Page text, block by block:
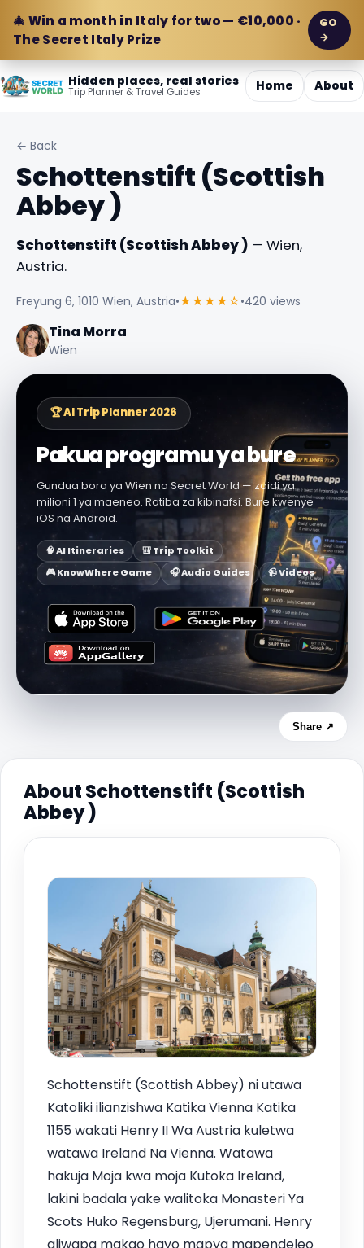
🎄 Win a month in Italy for two — €10,000 ·
The Secret Italy Prize
GO
→
Hidden places, real stories
Trip Planner & Travel Guides Home About
← Back
Schottenstift (Scottish
Abbey )
Schottenstift (Scottish Abbey ) — Wien,
Austria.
Freyung 6, 1010 Wien, Austria•★★★★☆•420 views
Tina Morra
Wien
🏆 AI Trip Planner 2026
Pakua programu ya bure
Gundua bora ya Wien na Secret World — zaidi ya
milioni 1 ya maeneo. Ratiba za kibinafsi. Bure kwenye
iOS na Android.
🧠 AI Itineraries
🎒 Trip Toolkit
🎮 KnowWhere Game
🎧 Audio Guides 📹 Videos
Share ↗
About Schottenstift (Scottish
Abbey )
Schottenstift (Scottish Abbey) ni utawa
Katoliki ilianzishwa Katika Vienna Katika
1155 wakati Henry II Wa Austria kuletwa
watawa Ireland Na Vienna. Watawa
hakuja Moja kwa moja Kutoka Ireland,
lakini badala yake walitoka Monasteri Ya
Scots Huko Regensburg, Ujerumani. Henry